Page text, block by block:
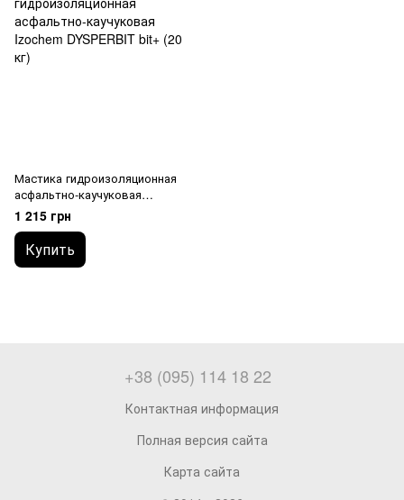
Мастика гидроизоляционная
асфальтно-каучуковая
Izochem DYSPERBIT bit+ (20
кг)
1 215 грн
Купить
+38 (095) 114 18 22
Контактная информация
Полная версия сайта
Карта сайта